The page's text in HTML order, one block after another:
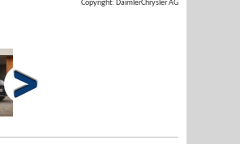
Copyright: DaimlerChrysler AG